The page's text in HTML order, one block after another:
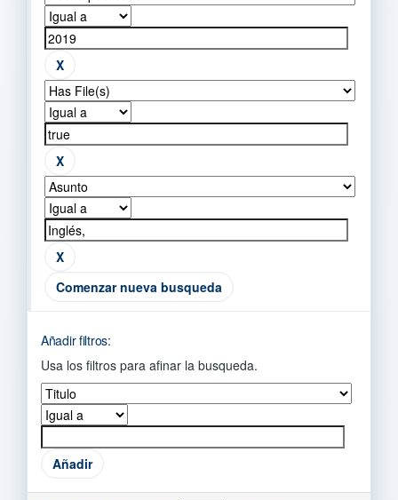
Comenzar nueva busqueda
Añadir filtros:
Usa los filtros para afinar la busqueda.